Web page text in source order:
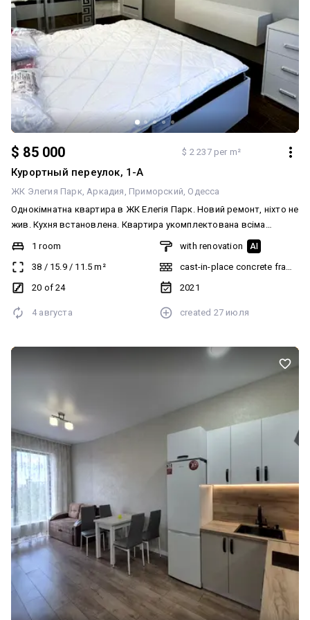
$ 85 000 $ 2 237 per m²
Курортный переулок, 1-А
ЖК Элегия Парк Аркадия Приморский Одесса
Однокімнатна квартира в ЖК Елегія Парк. Новий ремонт, ніхто не
жив. Кухня встановлена. Квартира укомплектована всіма
необхідними меблями та технікою. Другий будинок, вид на вул.
кухня 11,5 м² з виходом на лоджію, спальня 15,9 м². Нотаріальна
угода. Телефонуйте, підемо дивитися.
1 room
38 / 15.9/ 11.5 m²
20 of 24
with renovation AI
cast-in-place concrete frame
2021
4 августа created 27 июля